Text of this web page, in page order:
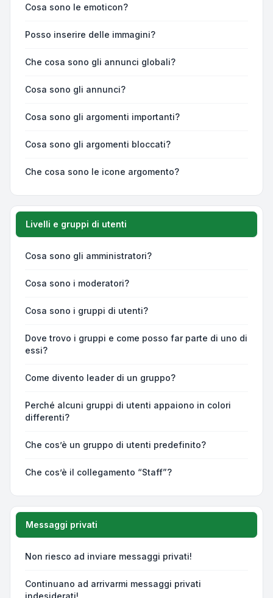
Cosa sono le emoticon?
Posso inserire delle immagini?
Che cosa sono gli annunci globali?
Cosa sono gli annunci?
Cosa sono gli argomenti importanti?
Cosa sono gli argomenti bloccati?
Che cosa sono le icone argomento?
Livelli e gruppi di utenti
Cosa sono gli amministratori?
Cosa sono i moderatori?
Cosa sono i gruppi di utenti?
Dove trovo i gruppi e come posso far parte di uno di
essi?
Come divento leader di un gruppo?
Perché alcuni gruppi di utenti appaiono in colori
differenti?
Che cos’è un gruppo di utenti predefinito?
Che cos’è il collegamento “Staff”?
Messaggi privati
Non riesco ad inviare messaggi privati!
Continuano ad arrivarmi messaggi privati